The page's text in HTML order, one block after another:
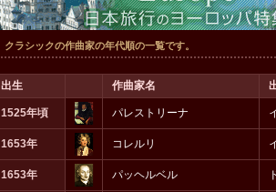
クラシックの作曲家の年代順の一覧です。
出生 作曲家名
1525年頃 パレストリーナ
1653年 コレルリ
1653年 パッヘルベル